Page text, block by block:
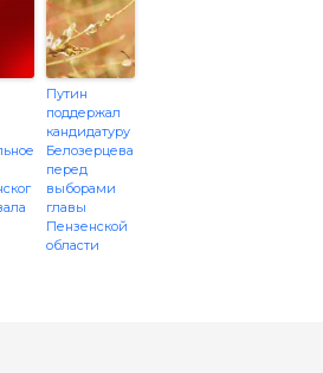
Путин
поддержал
кандидатуру
Белозерцева
перед
выборами
главы
Пензенской
области